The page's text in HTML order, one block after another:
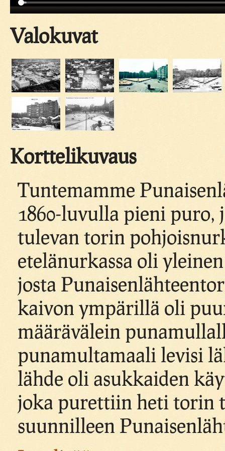
Valokuvat
Korttelikuvaus
Tuntemamme
1860-luvulla pieni
tulevan torin
etelänurkassa oli
josta
kaivon ympärillä oli
määrävälein
punamultamaali levisi
lähde oli asukkaiden
joka purettiin heti torin
suunnilleen